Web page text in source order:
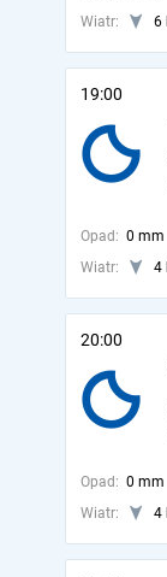
Wiatr:
6
19:00
Opad: 0 mm
Wiatr:
4
20:00
Opad: 0 mm
Wiatr:
4